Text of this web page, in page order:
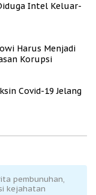
Intel Keluar-
Harus Menjadi
Korupsi
Covid-19 Jelang
pembunuhan,
kejahatan